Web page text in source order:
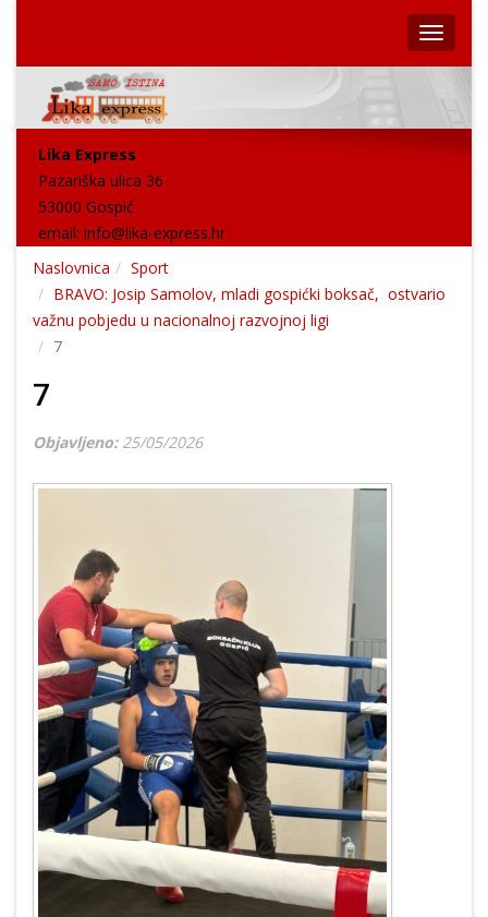
Lika Express
Pazariška ulica 36
53000 Gospić
email: info@lika-express.hr
Naslovnica
Sport
BRAVO: Josip Samolov, mladi gospićki boksač, ostvario
važnu pobjedu u nacionalnoj razvojnoj ligi
7
7
Objavljeno: 25/05/2026